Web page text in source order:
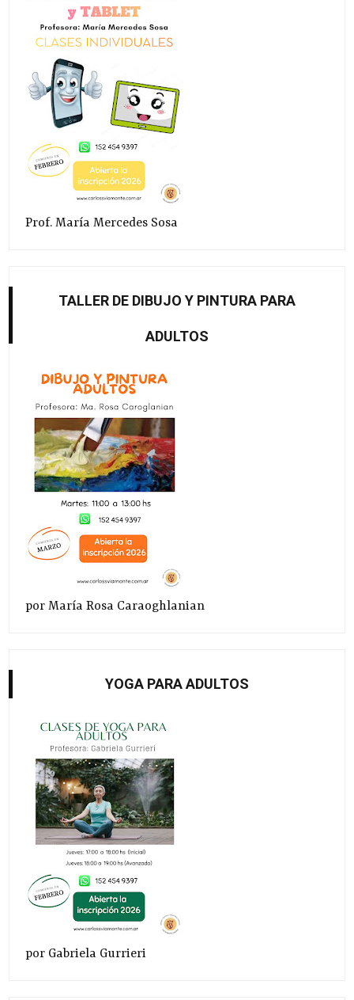
Prof. María Mercedes Sosa
TALLER DE DIBUJO Y PINTURA PARA
ADULTOS
por María Rosa Caraoghlanian
YOGA PARA ADULTOS
por Gabriela Gurrieri